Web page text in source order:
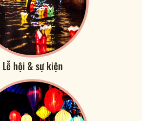
Lễ hội & sự kiện